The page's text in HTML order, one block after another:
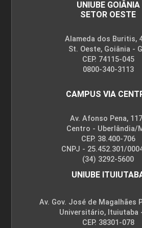
UNIUBE GOIÂNIA
SETOR OESTE
Alameda dos Buritis,
St. Oeste, Goiânia -
CEP. 74115-045
0800-340-3113
CAMPUS VIA
Av. Afonso Pena,
Centro - Uberlândia/
CEP. 38.400-706
CNPJ - 25.452.301/
(34) 3292-5600
UNIUBE
Av. Gov. José de Magalhães
Universitário, Ituiutaba
CEP. 38301-078